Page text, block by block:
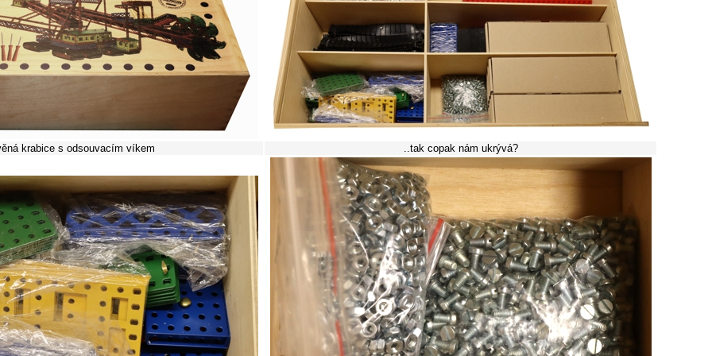
krabice s odsouvacím víkem ..tak copak nám ukrývá?